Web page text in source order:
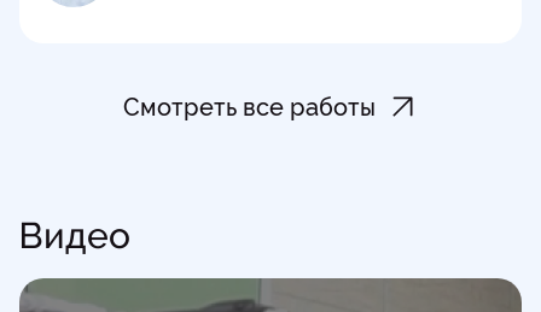
Смотреть все работы
Видео